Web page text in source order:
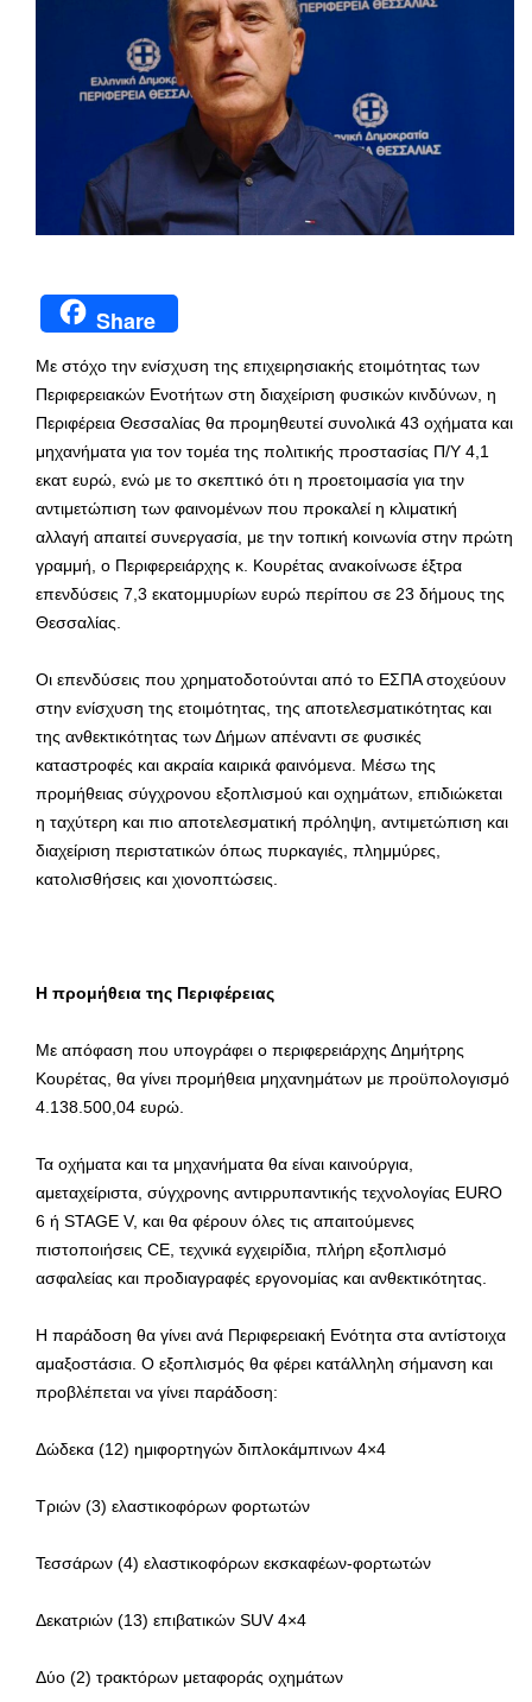
Share
Με στόχο την ενίσχυση της επιχειρησιακής ετοιμότητας των
Περιφερειακών Ενοτήτων στη διαχείριση φυσικών κινδύνων, η
Περιφέρεια Θεσσαλίας θα προμηθευτεί συνολικά 43 οχήματα και
μηχανήματα για τον τομέα της πολιτικής προστασίας Π/Υ 4,1
εκατ ευρώ, ενώ με το σκεπτικό ότι η προετοιμασία για την
αντιμετώπιση των φαινομένων που προκαλεί η κλιματική
αλλαγή απαιτεί συνεργασία, με την τοπική κοινωνία στην πρώτη
γραμμή, ο Περιφερειάρχης κ. Κουρέτας ανακοίνωσε έξτρα
επενδύσεις 7,3 εκατομμυρίων ευρώ περίπου σε 23 δήμους της
Θεσσαλίας.
Οι επενδύσεις που χρηματοδοτούνται από το ΕΣΠΑ στοχεύουν
στην ενίσχυση της ετοιμότητας, της αποτελεσματικότητας και
της ανθεκτικότητας των Δήμων απέναντι σε φυσικές
καταστροφές και ακραία καιρικά φαινόμενα. Μέσω της
προμήθειας σύγχρονου εξοπλισμού και οχημάτων, επιδιώκεται
η ταχύτερη και πιο αποτελεσματική πρόληψη, αντιμετώπιση και
διαχείριση περιστατικών όπως πυρκαγιές, πλημμύρες,
κατολισθήσεις και χιονοπτώσεις.
Η προμήθεια της Περιφέρειας
Με απόφαση που υπογράφει ο περιφερειάρχης Δημήτρης
Κουρέτας, θα γίνει προμήθεια μηχανημάτων με προϋπολογισμό
4.138.500,04 ευρώ.
Τα οχήματα και τα μηχανήματα θα είναι καινούργια,
αμεταχείριστα, σύγχρονης αντιρρυπαντικής τεχνολογίας EURO
6 ή STAGE V, και θα φέρουν όλες τις απαιτούμενες
πιστοποιήσεις CE, τεχνικά εγχειρίδια, πλήρη εξοπλισμό
ασφαλείας και προδιαγραφές εργονομίας και ανθεκτικότητας.
Η παράδοση θα γίνει ανά Περιφερειακή Ενότητα στα αντίστοιχα
αμαξοστάσια. Ο εξοπλισμός θα φέρει κατάλληλη σήμανση και
προβλέπεται να γίνει παράδοση:
Δώδεκα (12) ημιφορτηγών διπλοκάμπινων 4×4
Τριών (3) ελαστικοφόρων φορτωτών
Τεσσάρων (4) ελαστικοφόρων εκσκαφέων-φορτωτών
Δεκατριών (13) επιβατικών SUV 4×4
Δύο (2) τρακτόρων μεταφοράς οχημάτων